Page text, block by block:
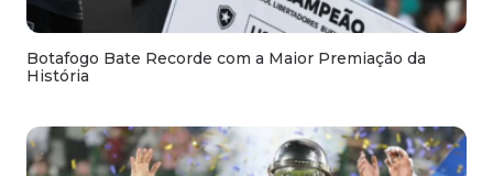
Botafogo Bate Recorde com a Maior Premiação da
História